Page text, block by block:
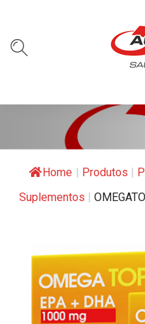
Home | Produtos |
Suplementos |